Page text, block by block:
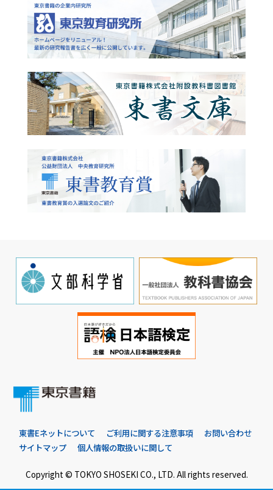
東書Eネットについて ご利用に関する注意事項
お問い合わせ
サイトマップ
個人情報の取扱いに関して
Copyright © TOKYO SHOSEKI CO., LTD. All rights reserved.